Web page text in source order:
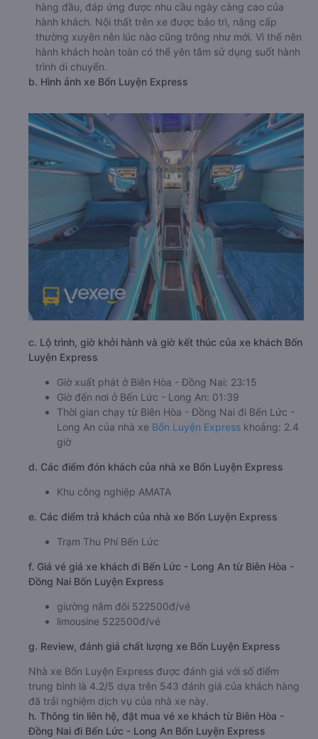
hàng đầu, đáp ứng được nhu cầu ngày càng cao của
hành khách. Nội thất trên xe được bảo trì, nâng cấp
thường xuyên nên lúc nào cũng trông như mới. Vì thế nên
hành khách hoàn toàn có thể yên tâm sử dụng suốt hành
trình di chuyển.
b. Hình ảnh xe Bốn Luyện Express
c. Lộ trình, giờ khởi hành và giờ kết thúc của xe khách Bốn
Luyện Express
Giờ xuất phát ở Biên Hòa - Đồng Nai: 23:15
Giờ đến nơi ở Bến Lức - Long An: 01:39
Thời gian chạy từ Biên Hòa - Đồng Nai đi Bến Lức -
Long An của nhà xe Bốn Luyện Express khoảng: 2.4
giờ
d. Các điểm đón khách của nhà xe Bốn Luyện Express
Khu công nghiệp AMATA
e. Các điểm trả khách của nhà xe Bốn Luyện Express
Trạm Thu Phí Bến Lức
f. Giá vé giá xe khách đi Bến Lức - Long An từ Biên Hòa -
Đồng Nai Bốn Luyện Express
giường nằm đôi 522500đ/vé
limousine 522500đ/vé
g. Review, đánh giá chất lượng xe Bốn Luyện Express
Nhà xe Bốn Luyện Express được đánh giá với số điểm
trung bình là 4.2/5 dựa trên 543 đánh giá của khách hàng
đã trải nghiệm dịch vụ của nhà xe này.
h. Thông tin liên hệ, đặt mua vé xe khách từ Biên Hòa -
Đồng Nai đi Bến Lức - Long An Bốn Luyện Express